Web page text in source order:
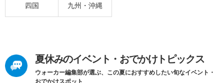
四国 九州・沖縄
夏休みのイベント・おでかけトピックス
ウォーカー編集部が選ぶ、この夏におすすめしたい旬なイベント・